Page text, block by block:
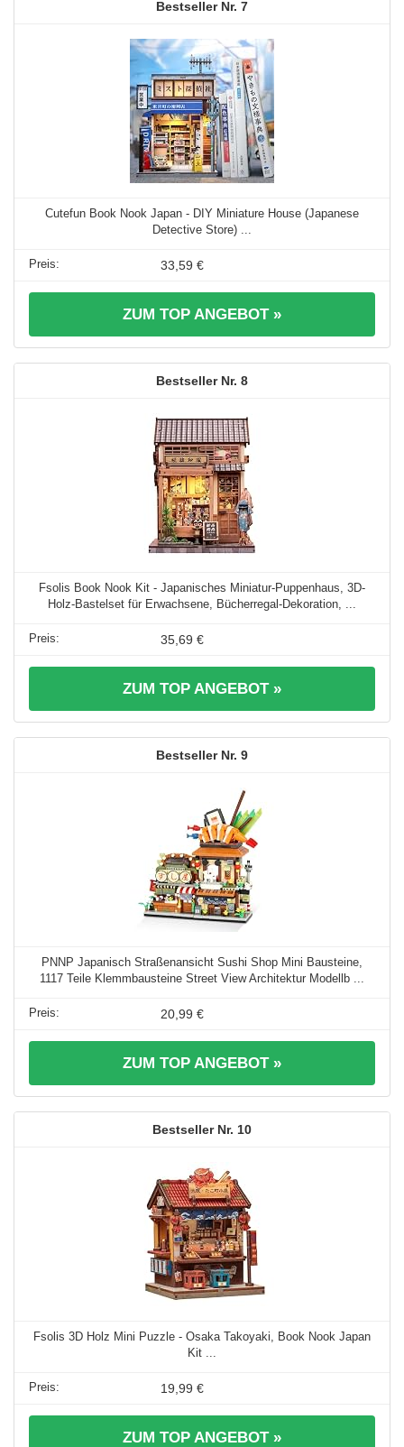
7
Cutefun Book Nook Japan - DIY Miniature House (Japanese
Detective Store) ...
33,59 €
ZUM TOP ANGEBOT »
8
Fsolis Book Nook Kit - Japanisches Miniatur-Puppenhaus, 3D-
Holz-Bastelset für Erwachsene, Bücherregal-Dekoration, ...
35,69 €
ZUM TOP ANGEBOT »
9
PNNP Japanisch Straßenansicht Sushi Shop Mini Bausteine,
1117 Teile Klemmbausteine Street View Architektur Modellb ...
20,99 €
ZUM TOP ANGEBOT »
10
Fsolis 3D Holz Mini Puzzle - Osaka Takoyaki, Book Nook Japan
Kit ...
19,99 €
ZUM TOP ANGEBOT »